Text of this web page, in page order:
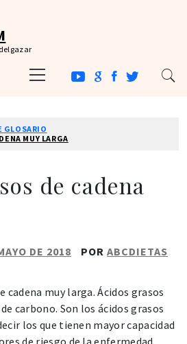
principal
GLOSARIO
MUY LARGA
de cadena
DE 2018 POR ABCDIETAS
cadena muy larga. Ácidos grasos
carbono. Son los ácidos grasos
los que tienen mayor capacidad